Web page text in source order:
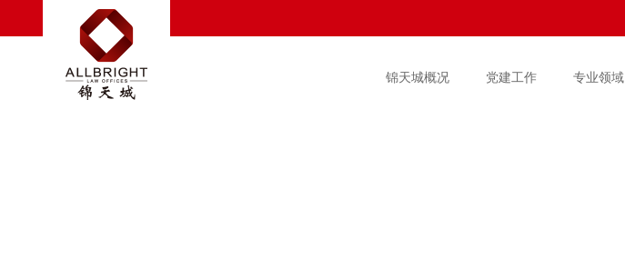
锦天城概况 党建工作 专业领域